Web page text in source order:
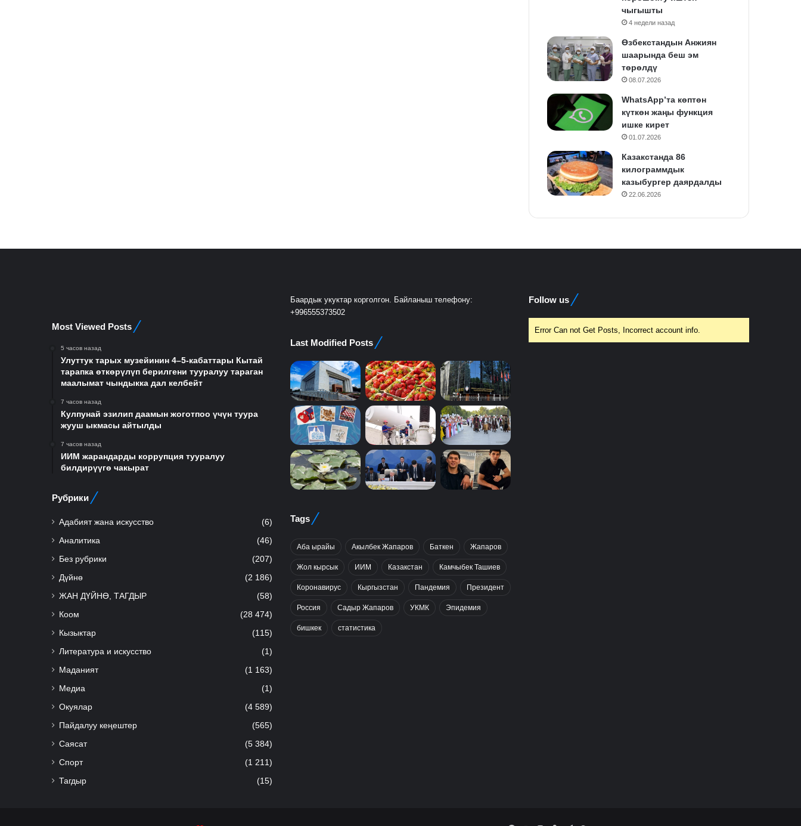
чыгышты
4 недели назад
Өзбекстандын Анжиян
шаарында беш эм
төрөлдү
08.07.2026
WhatsApp’та көптөн
күткөн жаңы функция
ишке кирет
01.07.2026
Казакстанда 86
килограммдык
казыбургер даярдалды
22.06.2026
Most Viewed Posts
5 часов назад
Улуттук тарых музейинин 4–5-кабаттары Кытай
тарапка өткөрүлүп берилгени тууралуу тараган
маалымат чындыкка дал келбейт
7 часов назад
Кулпунай эзилип даамын жоготпоо үчүн туура
жууш ыкмасы айтылды
7 часов назад
ИИМ жарандарды коррупция тууралуу
билдирүүгө чакырат
Рубрики
Адабият жана искусство (6)
Аналитика (46)
Без рубрики (207)
Дүйнө (2 186)
ЖАН ДҮЙНӨ, ТАГДЫР (58)
Коом (28 474)
Кызыктар (115)
Литература и искусство (1)
Маданият (1 163)
Медиа (1)
Окуялар (4 589)
Пайдалуу кеңештер (565)
Саясат (5 384)
Спорт (1 211)
Тагдыр (15)
Баардык укуктар корголгон. Байланыш телефону:
+996555373502
Last Modified Posts
Tags
Аба ырайы Акылбек Жапаров Баткен Жапаров
Жол кырсык ИИМ Казакстан Камчыбек Ташиев
Коронавирус Кыргызстан Пандемия Президент
Россия Садыр Жапаров УКМК Эпидемия
бишкек статистика
Follow us
Error Can not Get Posts, Incorrect account info.